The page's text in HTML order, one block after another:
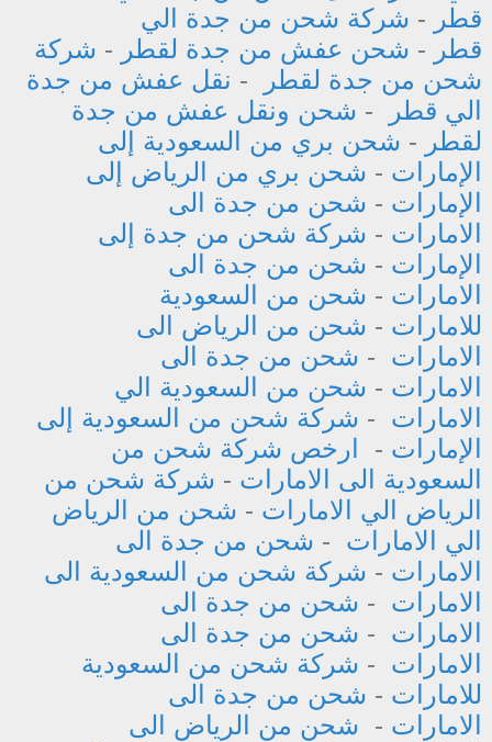
قطر - شركة شحن من جدة الي
قطر - شحن عفش من جدة لقطر - شركة
شحن من جدة لقطر
- نقل عفش من جدة
الي قطر
- شحن ونقل عفش من جدة
لقطر - شحن بري من السعودية إلى
الإمارات - شحن بري من الرياض إلى
الإمارات - شحن من جدة الى
الامارات - شركة شحن من جدة إلى
الإمارات - شحن من جدة الى
الامارات - شحن من السعودية
للامارات - شحن من الرياض الى
الامارات - شحن من جدة الى
الامارات - شحن من السعودية الي
الامارات - شركة شحن من السعودية إلى
الإمارات -
ارخص شركة شحن من
السعودية الى الامارات - شركة شحن من
الرياض الي الامارات - شحن من الرياض
الي الامارات - شحن من جدة الى
الامارات - شركة شحن من السعودية الى
الامارات - شحن من جدة الى
الامارات - شحن من جدة الى
الامارات - شركة شحن من السعودية
للامارات - شحن من جدة الى
الامارات - شحن من الرياض الى